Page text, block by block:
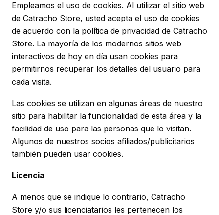
Empleamos el uso de cookies. Al utilizar el sitio web
de Catracho Store, usted acepta el uso de cookies
de acuerdo con la política de privacidad de Catracho
Store. La mayoría de los modernos sitios web
interactivos de hoy en día usan cookies para
permitirnos recuperar los detalles del usuario para
cada visita.
Las cookies se utilizan en algunas áreas de nuestro
sitio para habilitar la funcionalidad de esta área y la
facilidad de uso para las personas que lo visitan.
Algunos de nuestros socios afiliados/publicitarios
también pueden usar cookies.
Licencia
A menos que se indique lo contrario, Catracho
Store y/o sus licenciatarios les pertenecen los